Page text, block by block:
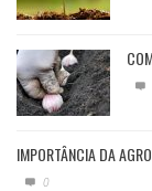
IMPORTÂNCIA DA
0